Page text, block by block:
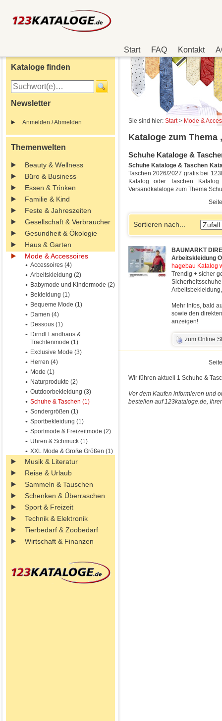
Start FAQ Kontakt
Kataloge finden
Newsletter
Anmelden / Abmelden
Themenwelten
Beauty & Wellness
Büro & Business
Essen & Trinken
Familie & Kind
Feste & Jahreszeiten
Gesellschaft & Verbraucher
Gesundheit & Ökologie
Haus & Garten
Mode & Accessoires
Accessoires (4)
Arbeitskleidung (2)
Babymode und Kindermode (2)
Bekleidung (1)
Bequeme Mode (1)
Damen (4)
Dessous (1)
Dirndl Landhaus &
Trachtenmode (1)
Exclusive Mode (3)
Herren (4)
Mode (1)
Naturprodukte (2)
Outdoorbekleidung (3)
Schuhe & Taschen (1)
Sondergrößen (1)
Sportbekleidung (1)
Sportmode & Freizeitmode (2)
Uhren & Schmuck (1)
XXL Mode & Große Größen (1)
Musik & Literatur
Reise & Urlaub
Sammeln & Tauschen
Schenken & Überraschen
Sport & Freizeit
Technik & Elektronik
Tierbedarf & Zoobedarf
Wirtschaft & Finanzen
Sie sind hier: Start> Mode &
Kataloge zum Thema
Schuhe Kataloge &
Schuhe Kataloge & Taschen
Taschen 2026/2027 gratis bei
Katalog oder Taschen
Versandkataloge zum Thema
Sortieren nach...
BAUMARKT
Arbeitskleidung
hagebau Katalog
Trendig + sicher
Mehr Infos, bald
sowie den
anzeigen!
zum Online
Wir führen aktuell 1 Schuhe &
Vor dem Kaufen informieren und
bestellen auf 123kataloge.de,